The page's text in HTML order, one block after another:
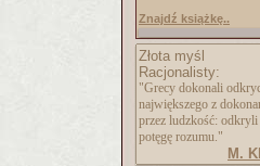
Znajdź książkę..
Złota myśl
Racjonalisty:
"Grecy dokonali
największego z
przez ludzkość: odkryli
potęgę rozumu."
M.